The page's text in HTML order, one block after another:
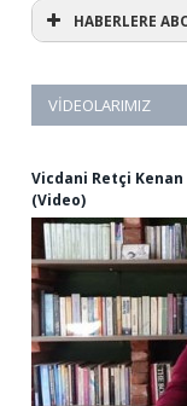
HABERLERE
VIDEOLARIMIZ
Vicdani Retçi
(Video)